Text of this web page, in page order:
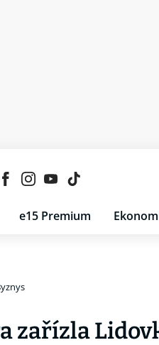
e15 Premium
zařízla